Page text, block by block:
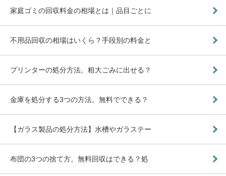
家庭ゴミの回収料金の相場とは｜品目ごとに
不用品回収の相場はいくら？手段別の料金と
プリンターの処分方法。粗大ごみに出せる？
金庫を処分する3つの方法。無料でできる？
【ガラス製品の処分方法】水槽やガラステー
布団の3つの捨て方。無料回収はできる？処